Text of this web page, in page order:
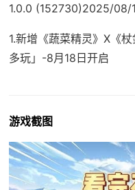
1.0.0 (152730)2025/08/
1.新增《蔬菜精灵》X《
多玩」-8月18日开启
游戏截图